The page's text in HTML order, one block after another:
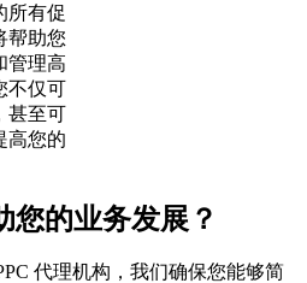
所有促
帮助您
管理高
不仅可
甚至可
高您的
您的业务发展？
代理机构，我们确保您能够简